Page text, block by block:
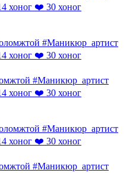
хоног ❤️ 30 хоног
#Маникюр_артист
хоног ❤️ 30 хоног
#Маникюр_артист